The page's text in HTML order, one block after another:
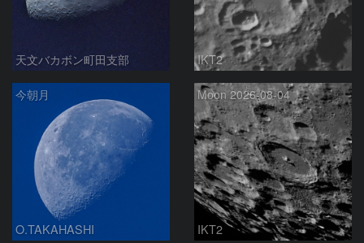
天文バカボン町田支部 IKT2
今朝月
O.TAKAHASHI
Moon 2026-08-04
IKT2